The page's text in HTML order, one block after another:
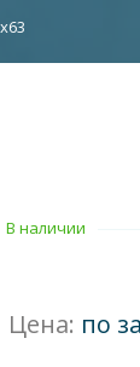
В наличии
Цена: по